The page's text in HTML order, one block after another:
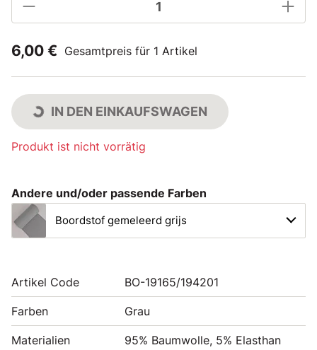
6,00 € Gesamtpreis für 1 Artikel
IN DEN EINKAUFSWAGEN
Produkt ist nicht vorrätig
Andere und/oder passende Farben
Boordstof gemeleerd grijs
Artikel Code BO-19165/194201
Farben Grau
Materialien 95% Baumwolle, 5% Elasthan